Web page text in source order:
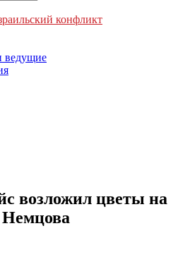
конфликт
ведущие
возложил цветы на
Немцова